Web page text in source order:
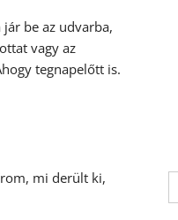
be az udvarba,
vagy az
tegnapelőtt is.
mi derült ki,